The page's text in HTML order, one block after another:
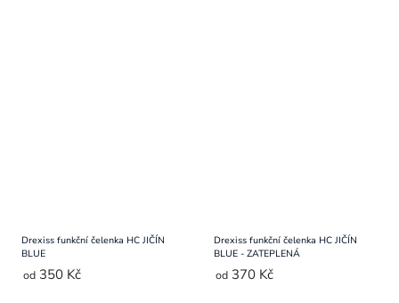
Drexiss funkční čelenka HC JIČÍN
BLUE
od 350 Kč
Drexiss funkční čelenka HC JIČÍN
BLUE - ZATEPLENÁ
od 370 Kč